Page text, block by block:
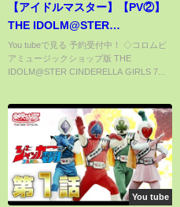
【アイドルマスター】【PV②】
THE IDOLM@STER
CINDERELLA GIRLS 7thLIVE
TOUR Special 3chord♪ Funky
Dancing! @名古屋ドーム
You tubeで見る 予約受付中！ ◇コロムビ
アミュージックショップ版 THE
IDOLM@STER CINDERELLA GIRLS 7...
You tube